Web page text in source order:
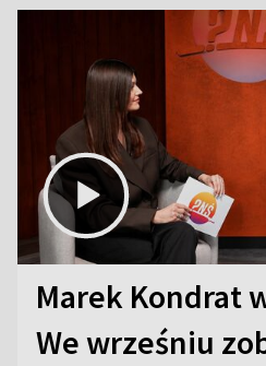
Marek Kondrat
We wrześniu